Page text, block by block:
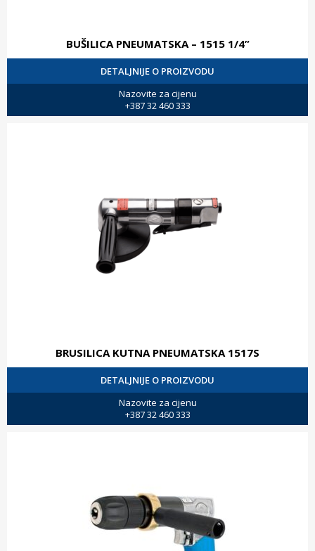
BUŠILICA PNEUMATSKA – 1515 1/4”
DETALJNIJE O PROIZVODU
Nazovite za cijenu
+387 32 460 333
BRUSILICA KUTNA PNEUMATSKA 1517S
DETALJNIJE O PROIZVODU
Nazovite za cijenu
+387 32 460 333